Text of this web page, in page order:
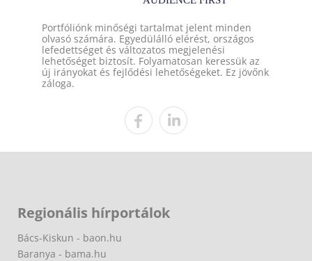
Portfóliónk minőségi tartalmat jelent minden
olvasó számára. Egyedülálló elérést, országos
lefedettséget és változatos megjelenési
lehetőséget biztosít. Folyamatosan keressük az
új irányokat és fejlődési lehetőségeket. Ez jövőnk
záloga.
Regionális hírportálok
Bács-Kiskun - baon.hu
Baranya - bama.hu